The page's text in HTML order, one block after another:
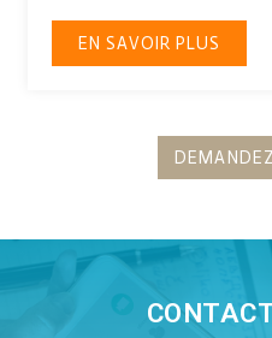
EN SAVOIR PLUS